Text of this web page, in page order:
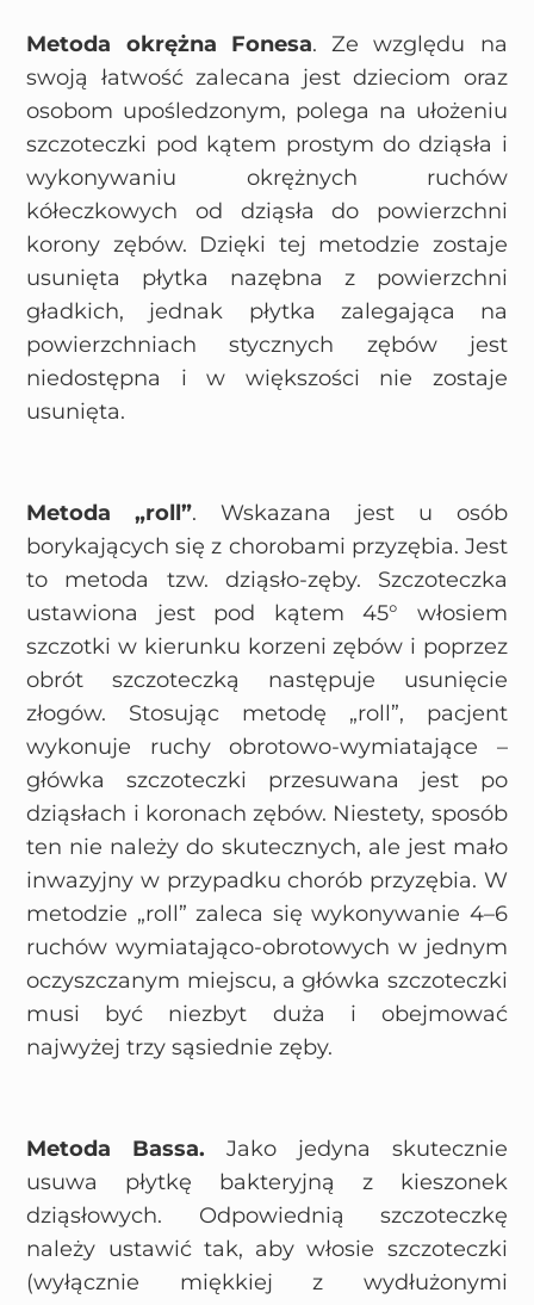
Metoda okrężna Fonesa. Ze względu na
swoją łatwość zalecana jest dzieciom oraz
osobom upośledzonym, polega na ułożeniu
szczoteczki pod kątem prostym do dziąsła i
wykonywaniu okrężnych ruchów
kółeczkowych od dziąsła do powierzchni
korony zębów. Dzięki tej metodzie zostaje
usunięta płytka nazębna z powierzchni
gładkich, jednak płytka zalegająca na
powierzchniach stycznych zębów jest
niedostępna i w większości nie zostaje
usunięta.
Metoda „roll”. Wskazana jest u osób
borykających się z chorobami przyzębia. Jest
to metoda tzw. dziąsło-zęby. Szczoteczka
ustawiona jest pod kątem 45° włosiem
szczotki w kierunku korzeni zębów i poprzez
obrót szczoteczką następuje usunięcie
złogów. Stosując metodę „roll”, pacjent
wykonuje ruchy obrotowo-wymiatające –
główka szczoteczki przesuwana jest po
dziąsłach i koronach zębów. Niestety, sposób
ten nie należy do skutecznych, ale jest mało
inwazyjny w przypadku chorób przyzębia. W
metodzie „roll” zaleca się wykonywanie 4–6
ruchów wymiatająco-obrotowych w jednym
oczyszczanym miejscu, a główka szczoteczki
musi być niezbyt duża i obejmować
najwyżej trzy sąsiednie zęby.
Metoda Bassa. Jako jedyna skutecznie
usuwa płytkę bakteryjną z kieszonek
dziąsłowych. Odpowiednią szczoteczkę
należy ustawić tak, aby włosie szczoteczki
(wyłącznie miękkiej z wydłużonymi